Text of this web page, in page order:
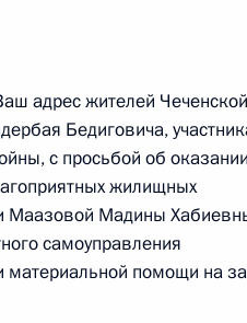
результатах
службе по
адрес жителей Чеченской
Бедиговича,
с просьбой об оказании
жилищных
Маазовой Мадины
самоуправления
материальной помощи на